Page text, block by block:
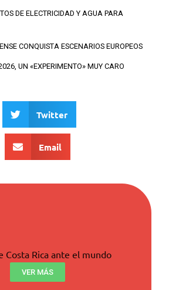
DE ELECTRICIDAD Y AGUA PARA
CONQUISTA ESCENARIOS EUROPEOS
UN «EXPERIMENTO» MUY CARO
Twitter
Email
Costa Rica ante el mundo
VER MÁS